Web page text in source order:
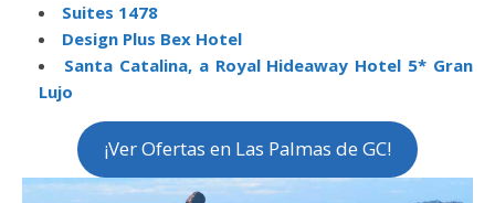
Suites 1478
Design Plus Bex Hotel
Santa Catalina, a Royal Hideaway Hotel 5* Gran
Lujo
¡Ver Ofertas en Las Palmas de GC!